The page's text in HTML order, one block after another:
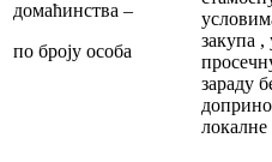
домаћинства –
по броју особа
закупа ,
зараду
локалне